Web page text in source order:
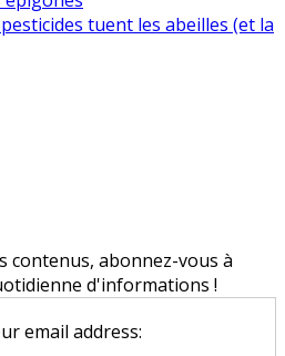
tuent les abeilles (et la
contenus, abonnez-vous à
d'informations !
email address: